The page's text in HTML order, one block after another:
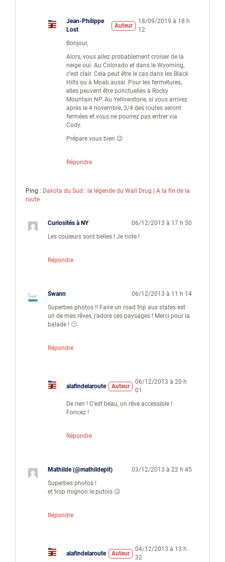
Jean-Philippe
Lost
Auteur
18/09/2019 à 18 h
12
Bonjour,
Alors, vous allez probablement croiser de la
neige oui. Au Colorado et dans le Wyoming,
c’est clair. Cela peut être le cas dans les Black
Hills ou à Moab aussi. Pour les fermetures,
elles peuvent être ponctuelles à Rocky
Mountain NP. Au Yellowstone, si vous arrivez
après le 4 novembre, 3/4 des routes seront
fermées et vous ne pourrez pas entrer via
Cody.
Prépare vous bien 😉
Répondre
Ping : Dakota du Sud : la légende du Wall Drug | A la fin de la
route
Curiosités à NY
06/12/2013 à 17 h 50
Les couleurs sont belles ! Je note !
Répondre
Swann
06/12/2013 à 11 h 14
Superbes photos !! Faire un road trip aux states est
un de mes rêves, j’adore ces paysages ! Merci pour la
balade ! 🙂
Répondre
alafindelaroute Auteur
06/12/2013 à 20 h
01
De rien ! C’est beau, un rêve accessible !
Foncez !
Répondre
Mathilde (@mathildepit)
03/12/2013 à 22 h 45
Superbes photos !
et trop mignon le putois 😉
Répondre
alafindelaroute Auteur
04/12/2013 à 13 h
32